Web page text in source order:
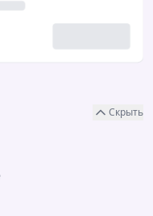
Скрыть